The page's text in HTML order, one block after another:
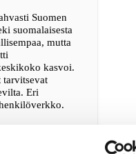
Suomen
suomalaisesta
mutta
kasvoi.
tarvitsevat
Eri